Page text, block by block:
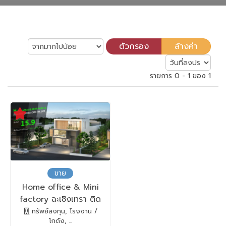
รายการ 0 - 1 ของ 1
ขาย
Home office & Mini
factory ฉะเชิงเทรา ติด
ถนน 304
ทรัพย์ลงทุน, โรงงาน /
โกดัง, ...